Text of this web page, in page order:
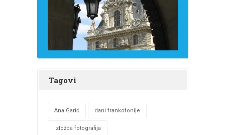
Tagovi
Ana Garić dani frankofonije
Izložba fotografija